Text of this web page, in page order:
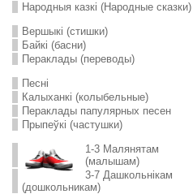
Народныя казкі (Народные сказки)
Вершыкі (стишки)
Байкі (басни)
Пераклады (переводы)
Песні
Калыханкі (колыбельные)
Пераклады папулярных песен
Прыпеўкі (частушки)
1-3 Малянятам
(малышам)
3-7 Дашкольнікам
(дошкольникам)